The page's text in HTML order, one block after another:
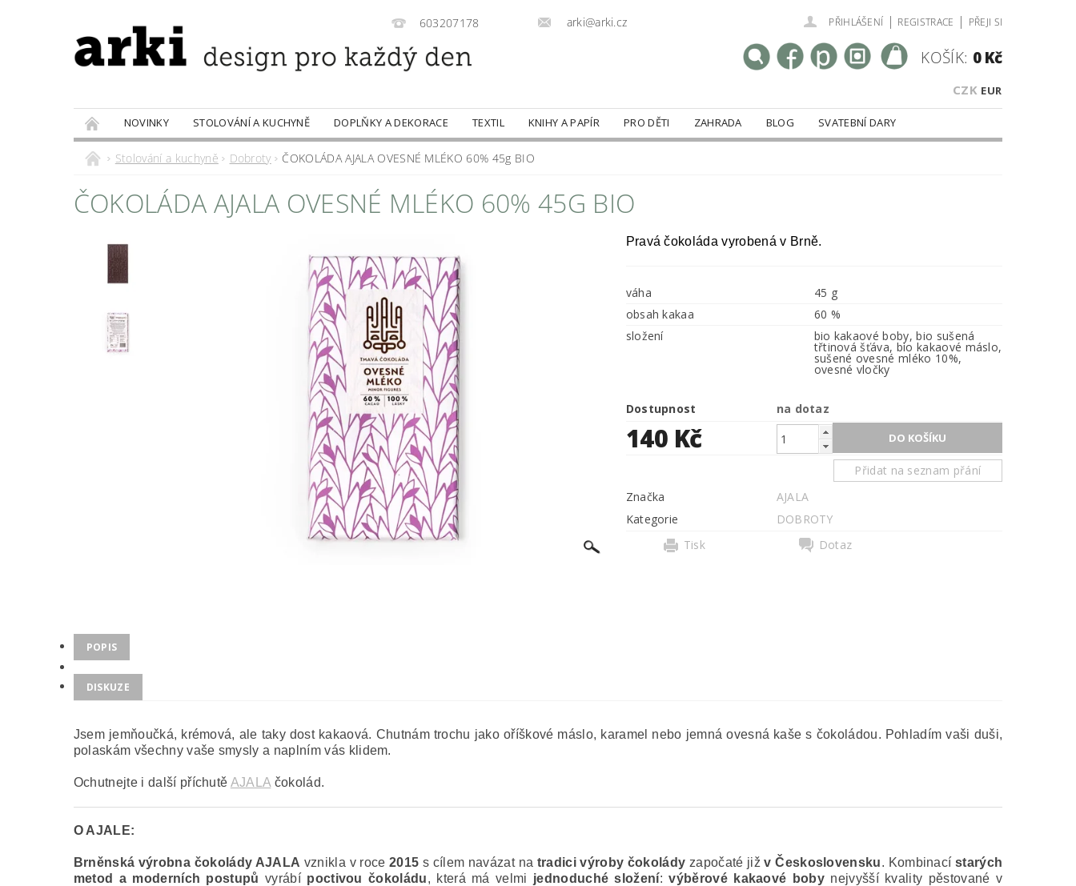
603207178 arki@arki.cz PŘIHLÁŠENÍ | REGISTRACE | PŘEJI SI
CZK EUR
KOŠÍK: 0 Kč
NOVINKY STOLOVÁNÍ A KUCHYNĚ DOPLŇKY A DEKORACE TEXTIL KNIHY A PAPÍR PRO DĚTI ZAHRADA BLOG
SVATEBNÍ DARY
PRODÁVANÉ ZNAČKY
DOBROTY
Stolování a kuchyně Dobroty ČOKOLÁDA AJALA OVESNÉ MLÉKO 60% 45g BIO
ČOKOLÁDA AJALA OVESNÉ MLÉKO 60% 45G BIO
Pravá čokoláda vyrobená v Brně.
váha
45 g
obsah kakaa
60 %
složení
bio kakaové boby, bio sušená
třtinová šťáva, bio kakaové máslo,
sušené ovesné mléko 10%,
ovesné vločky
Dostupnost na dotaz
140 Kč
Přidat na seznam přání
Značka
AJALA
Kategorie
DOBROTY
Tisk
Dotaz
POPIS
DISKUZE
Jsem jemňoučká, krémová, ale taky dost kakaová. Chutnám trochu jako oříškové máslo, karamel nebo jemná ovesná kaše s čokoládou. Pohladím vaši duši,
polaskám všechny vaše smysly a naplním vás klidem.
Ochutnejte i další příchutě AJALA čokolád.
O AJALE:
Brněnská výrobna čokolády AJALA vznikla v roce2015 s cílem navázat na tradici výroby čokolády započaté jižv Československu. Kombinací starých
metod a moderních postupů vyrábí poctivou čokoládu, která má velmi jednoduché složení:výběrové kakaové boby nejvyšší kvality pěstované v